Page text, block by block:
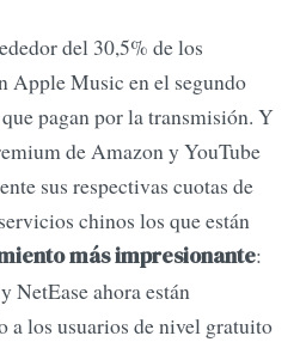
del 30,5% de los
Apple Music en el segundo
pagan por la transmisión. Y
de Amazon y YouTube
sus respectivas cuotas de
chinos los que están
más impresionante:
NetEase ahora están
a los usuarios de nivel gratuito